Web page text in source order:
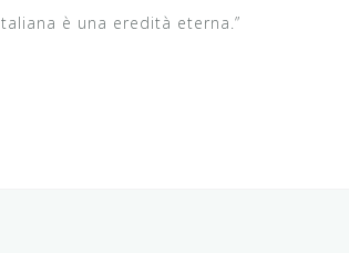
è una eredità eterna.”